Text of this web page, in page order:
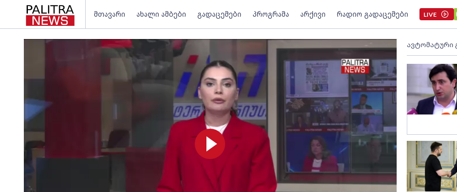
მთავარი ახალი ამბები გადაცემები პროგრამა არქივი რადიო გადაცემები LIVE
ავტომატური